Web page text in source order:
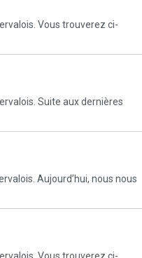
Vous trouverez ci-
Suite aux dernières
Aujourd’hui, nous nous
Vous trouverez ci-